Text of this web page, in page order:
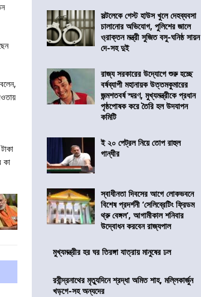
কা
সল্টলেকে গেস্ট হাউস খুলে দেহব্যবসা
চালানোর অভিযোগ, পুলিশের জালে
ও্রাক্তন মন্ত্রী সুজিত বসু-ঘনিষ্ঠ সায়ন
দে-সহ দুই
রাজ্য সরকারের উদ্যোগে শুরু হচ্ছে
বর্ষব্যাপী মহানায়ক উত্তমকুমারের
জন্মশতবর্ষ স্মরণ, মুখ্যমন্ত্রীকে প্রধান
পৃষ্ঠপোষক করে তৈরি হল উদযাপন
কমিটি
ই ২০ পেট্রল নিয়ে তোপ রাহুল
গান্ধীর
স্বাধীনতা দিবসের আগে লোকভবনে
বিশেষ প্রদর্শনী ‘সেলিব্রেটিং ফ্রিডম
থ্রু বেঙ্গল’, আগামীকাল শনিবার
উদ্বোধন করবেন রাজ্যপাল
মুখ্যমন্ত্রীর হর ঘর তিরঙ্গা যাত্রায় মানুষের ঢল
রবীন্দ্রনাথের মৃত্যুদিনে শ্রদ্ধা অমিত শাহ, মল্লিকার্জুন
খড়গে-সহ অন্যদের